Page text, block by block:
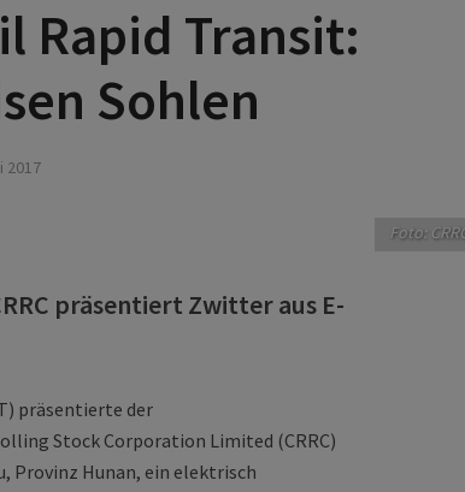
Rapid Transit:
Sohlen
2017
Foto:
präsentiert Zwitter aus E-
präsentierte der
Stock Corporation Limited (CRRC)
Provinz Hunan, ein elektrisch